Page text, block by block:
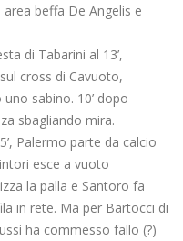
beffa De Angelis e
di Tabarini al 13’,
cross di Cavuoto,
sabino. 10’ dopo
sbagliando mira.
Palermo parte da calcio
esce a vuoto
la palla e Santoro fa
in rete. Ma per Bartocci di
ha commesso fallo (?)